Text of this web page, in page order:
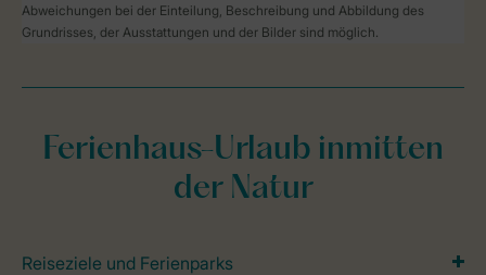
Abweichungen bei der Einteilung, Beschreibung und Abbildung des
Grundrisses, der Ausstattungen und der Bilder sind möglich.
Ferienhaus-Urlaub inmitten
der Natur
Reiseziele und Ferienparks